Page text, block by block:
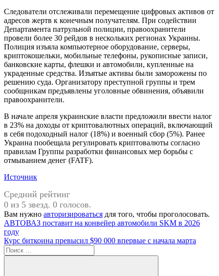
Следователи отслеживали перемещение цифровых активов от
адресов жертв к конечным получателям. При содействии
Департамента патрульной полиции, правоохранители
провели более 30 рейдов в нескольких регионах Украины.
Полиция изъяла компьютерное оборудование, серверы,
криптокошельки, мобильные телефоны, рукописные записи,
банковские карты, флешки и автомобили, купленные на
украденные средства. Изъятые активы были заморожены по
решению суда. Организатору преступной группы и трем
сообщникам предъявлены уголовные обвинения, объявили
правоохранители.
В начале апреля украинские власти предложили ввести налог
в 23% на доходы от криптовалютных операций, включающий
в себя подоходный налог (18%) и военный сбор (5%). Ранее
Украина пообещала регулировать криптовалюты согласно
правилам Группы разработки финансовых мер борьбы с
отмыванием денег (FATF).
Источник
Средний рейтинг
0 из 5 звезд. 0 голосов.
Вам нужно авторизироваться для того, чтобы проголосовать.
Навигация
по
записям
Предыдущая
запись:
АВТОВАЗ поставит на конвейер автомобили SKM в 2026
году
Следующая
запись:
Курс биткоина превысил $90 000 впервые с начала марта
Поиск
для: